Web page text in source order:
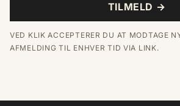
TILMELD →
VED KLIK ACCEPTERER DU AT MODTAGE
AFMELDING TIL ENHVER TID VIA LINK.